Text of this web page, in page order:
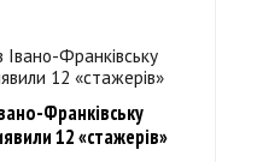
Франківську
12 «стажерів»